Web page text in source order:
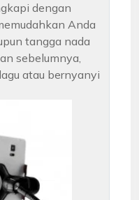
dengan
Anda
tangga nada
sebelumnya,
atau bernyanyi